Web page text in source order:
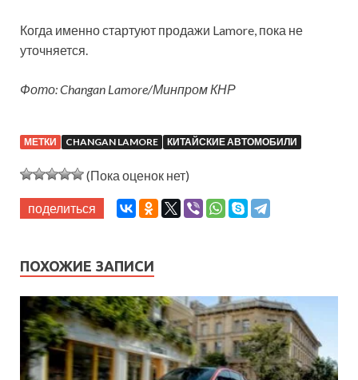
Когда именно стартуют продажи Lamore, пока не
уточняется.
Фото: Changan Lamore/Минпром КНР
МЕТКИ CHANGAN LAMORE КИТАЙСКИЕ АВТОМОБИЛИ
(Пока оценок нет)
поделиться
ПОХОЖИЕ ЗАПИСИ